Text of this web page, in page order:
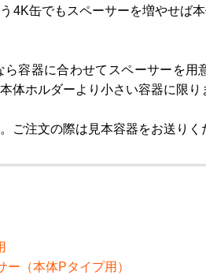
4K缶でもスペーサーを増やせば
容器に合わせてスペーサーを用
体ホルダーより小さい容器に限り
ご注文の際は見本容器をお送りく
ー（本体Pタイプ用）